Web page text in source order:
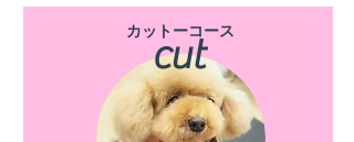
カットーコース
cut